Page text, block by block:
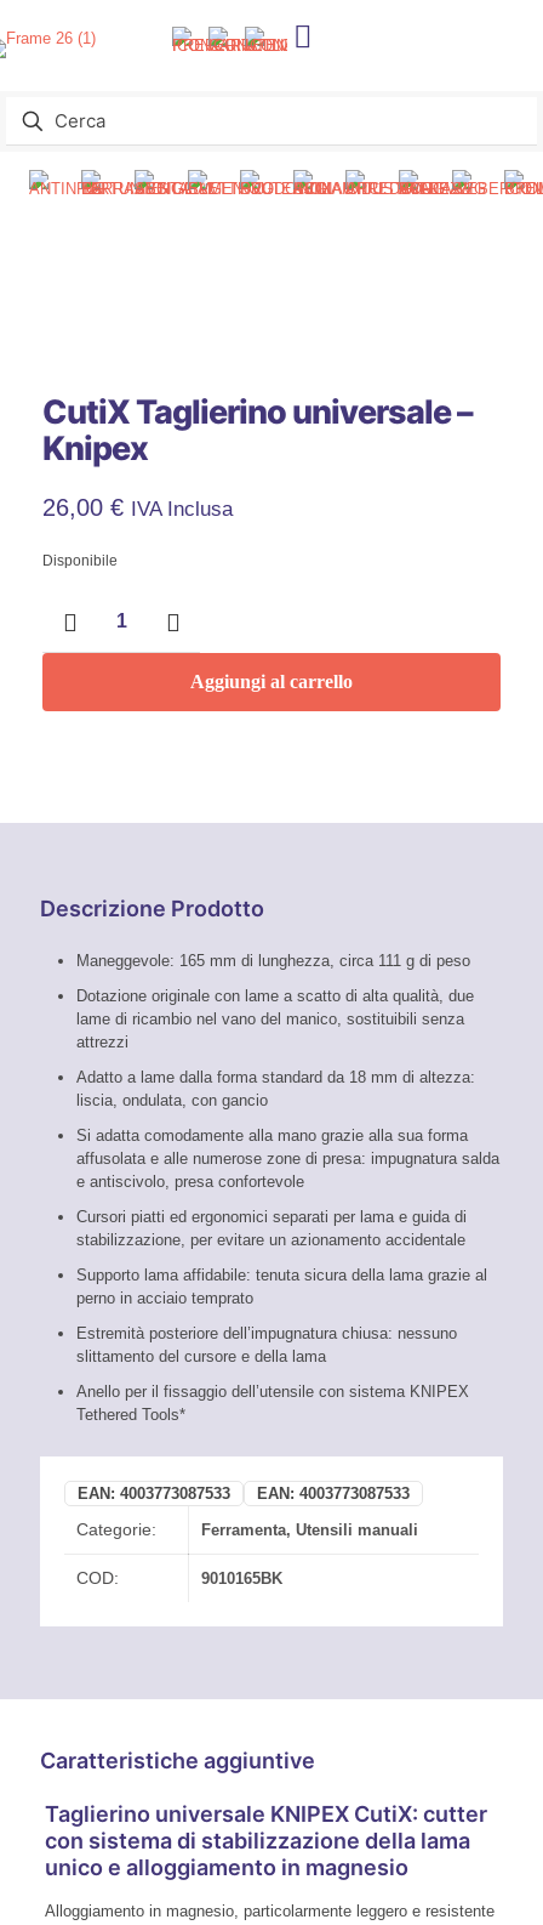
CutiX Taglierino universale –
Knipex
26,00 € IVA Inclusa
Disponibile
universale
quantità
Aggiungi al carrello
Descrizione Prodotto
Maneggevole: 165 mm di lunghezza, circa 111 g di peso
Dotazione originale con lame a scatto di alta qualità, due
lame di ricambio nel vano del manico, sostituibili senza
attrezzi
Adatto a lame dalla forma standard da 18 mm di altezza:
liscia, ondulata, con gancio
Si adatta comodamente alla mano grazie alla sua forma
affusolata e alle numerose zone di presa: impugnatura salda
e antiscivolo, presa confortevole
Cursori piatti ed ergonomici separati per lama e guida di
stabilizzazione, per evitare un azionamento accidentale
Supporto lama affidabile: tenuta sicura della lama grazie al
perno in acciaio temprato
Estremità posteriore dell’impugnatura chiusa: nessuno
slittamento del cursore e della lama
Anello per il fissaggio dell’utensile con sistema KNIPEX
Tethered Tools*
EAN: 4003773087533 EAN: 4003773087533
Categorie: Ferramenta, Utensili manuali
COD: 9010165BK
Caratteristiche aggiuntive
Taglierino universale KNIPEX CutiX: cutter
con sistema di stabilizzazione della lama
unico e alloggiamento in magnesio
Alloggiamento in magnesio, particolarmente leggero e resistente